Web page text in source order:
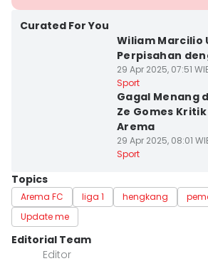
Curated For You
Wiliam Marcilio
Perpisahan
29 Apr 2025, 07:51
Sport
Gagal Menang
Ze Gomes
Arema
29 Apr 2025, 08:01
Sport
Topics
Arema FC liga 1 hengkang
Update me
Editorial Team
Editor